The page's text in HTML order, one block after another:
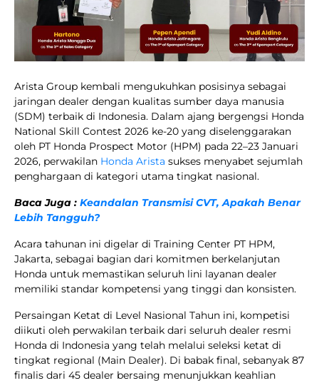
Arista Group kembali mengukuhkan posisinya sebagai
jaringan dealer dengan kualitas sumber daya manusia
(SDM) terbaik di Indonesia. Dalam ajang bergengsi Honda
National Skill Contest 2026 ke-20 yang diselenggarakan
oleh PT Honda Prospect Motor (HPM) pada 22–23 Januari
2026, perwakilan Honda Arista sukses menyabet sejumlah
penghargaan di kategori utama tingkat nasional.
Baca Juga : Keandalan Transmisi CVT, Apakah Benar
Lebih Tangguh?
Acara tahunan ini digelar di Training Center PT HPM,
Jakarta, sebagai bagian dari komitmen berkelanjutan
Honda untuk memastikan seluruh lini layanan dealer
memiliki standar kompetensi yang tinggi dan konsisten.
Persaingan Ketat di Level Nasional Tahun ini, kompetisi
diikuti oleh perwakilan terbaik dari seluruh dealer resmi
Honda di Indonesia yang telah melalui seleksi ketat di
tingkat regional (Main Dealer). Di babak final, sebanyak 87
finalis dari 45 dealer bersaing menunjukkan keahlian